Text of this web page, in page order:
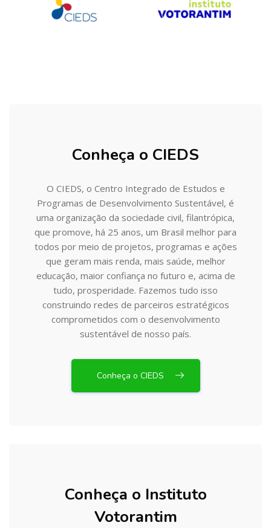
Conheça o CIEDS
O CIEDS, o Centro Integrado de Estudos e
Programas de Desenvolvimento Sustentável, é
uma organização da sociedade civil, filantrópica,
que promove, há 25 anos, um Brasil melhor para
todos por meio de projetos, programas e ações
que geram mais renda, mais saúde, melhor
educação, maior confiança no futuro e, acima de
tudo, prosperidade. Fazemos tudo isso
construindo redes de parceiros estratégicos
comprometidos com o desenvolvimento
sustentável de nosso país.
Conheça o CIEDS
Conheça o Instituto
Votorantim